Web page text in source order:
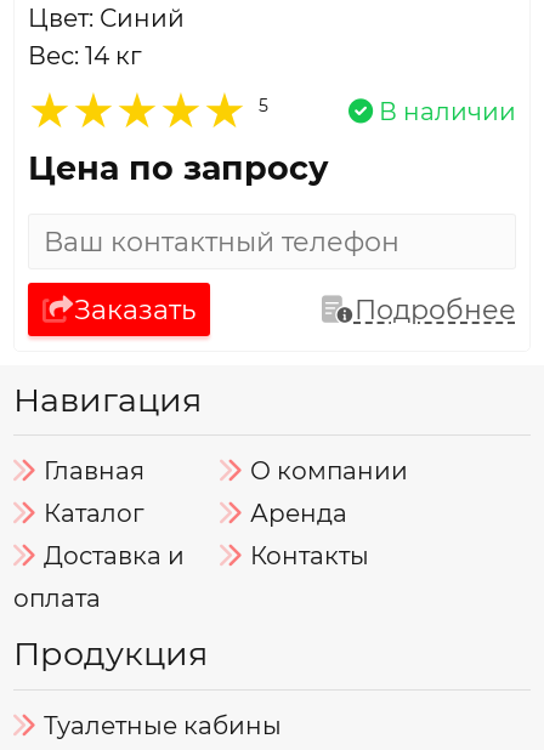
Цвет: Синий
Вес: 14 кг
5 В наличии
Цена по запросу
Заказать Подробнее
Навигация
Главная
О компании
Каталог
Аренда
Доставка и
оплата
Контакты
Продукция
Туалетные кабины